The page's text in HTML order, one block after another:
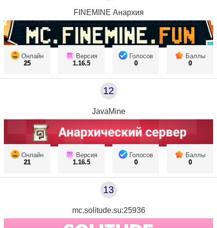
FINEMINE Анархия
Онлайн
25
Версия
1.16.5
Голосов
0
Баллы
0
12
JavaMine
Онлайн
21
Версия
1.16.5
Голосов
0
Баллы
0
13
mc.solitude.su:25936